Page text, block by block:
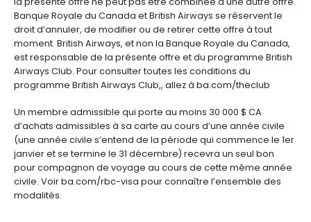
Banque Royale du Canada et British Airways se réservent le
droit d’annuler, de modifier ou de retirer cette offre à tout
moment. British Airways, et non la Banque Royale du Canada,
est responsable de la présente offre et du programme British
Airways Club. Pour consulter toutes les conditions du
programme British Airways Club,, allez à ba.com/theclub
Un membre admissible qui porte au moins 30 000 $ CA
d’achats admissibles à sa carte au cours d’une année civile
(une année civile s’entend de la période qui commence le 1er
janvier et se termine le 31 décembre) recevra un seul bon
pour compagnon de voyage au cours de cette même année
civile. Voir ba.com/rbc-visa pour connaître l’ensemble des
modalités.